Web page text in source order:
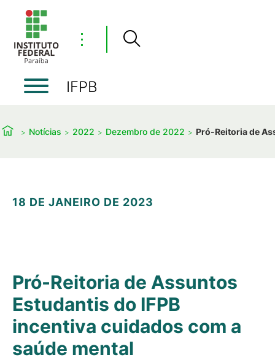
⋮
IFPB
Notícias 2022 Dezembro de 2022 Pró-Reitoria de
18 DE JANEIRO DE 2023
Pró-Reitoria de Assuntos
Estudantis do IFPB
incentiva cuidados com a
saúde mental